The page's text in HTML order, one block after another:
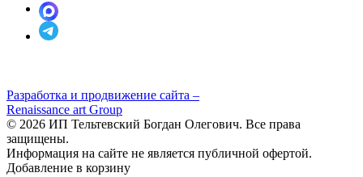
Разработка и продвижение сайта –
Renaissance art Group
© 2026 ИП Тельтевский Богдан Олегович. Все права
защищены.
Информация на сайте не является публичной офертой.
Добавление в корзину